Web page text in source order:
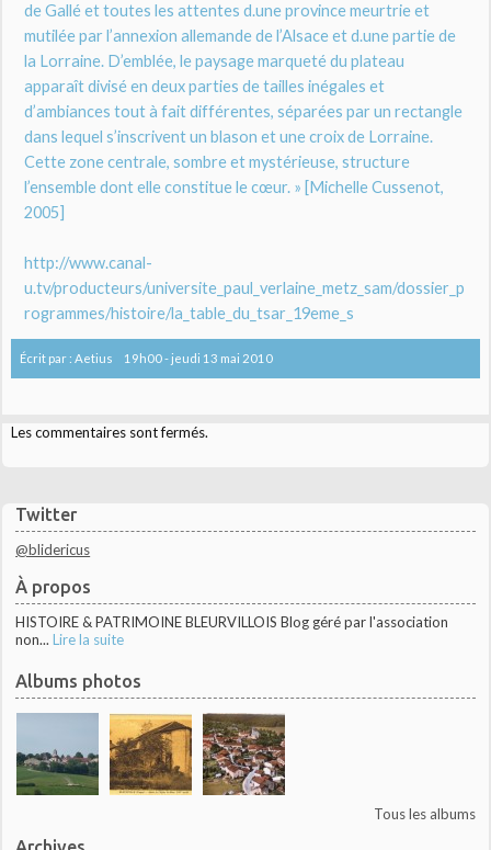
Twitter
@blidericus
À propos
HISTOIRE & PATRIMOINE BLEURVILLOIS Blog géré par l'association
non... Lire la suite
Albums photos
Tous les albums
de Gallé et toutes les attentes d.une province meurtrie et
mutilée par l’annexion allemande de l’Alsace et d.une partie de
la Lorraine. D’emblée, le paysage marqueté du plateau
apparaît divisé en deux parties de tailles inégales et
d’ambiances tout à fait différentes, séparées par un rectangle
dans lequel s’inscrivent un blason et une croix de Lorraine.
Cette zone centrale, sombre et mystérieuse, structure
l’ensemble dont elle constitue le cœur. » [Michelle Cussenot,
2005]
http://www.canal-
u.tv/producteurs/universite_paul_verlaine_metz_sam/dossier_p
rogrammes/histoire/la_table_du_tsar_19eme_s
Écrit par :Aetius 19h00- jeudi 13 mai 2010
Les commentaires sont fermés.